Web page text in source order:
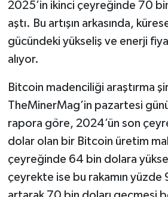
2025’in ikinci çeyreğinde 70
aştı. Bu artışın arkasında,
gücündeki yükseliş ve enerji
alıyor.
Bitcoin madenciliği araştırma
TheMinerMag’in pazartesi günü
rapora göre, 2024’ün son
dolar olan bir Bitcoin üretim
çeyreğinde 64 bin dolara
çeyrekte ise bu rakamın yüzde